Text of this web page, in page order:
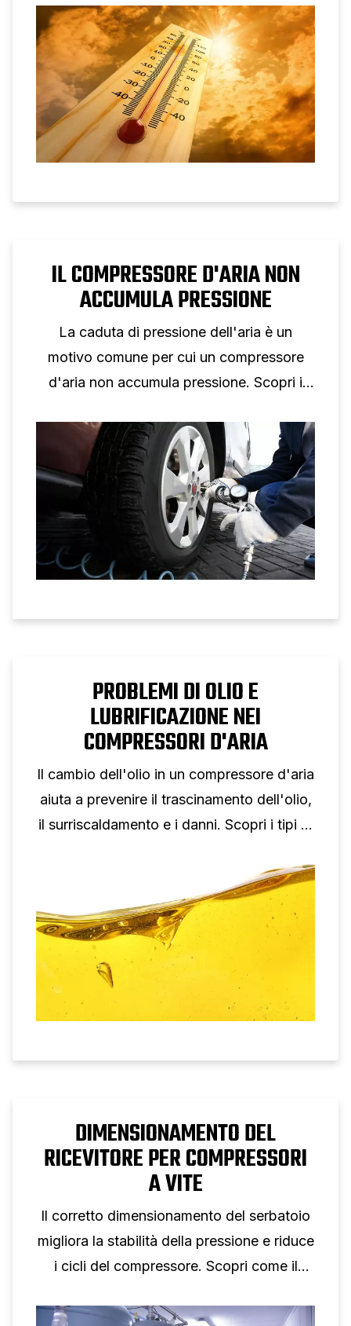
temperatura per evitare interruzioni.
IL COMPRESSORE D'ARIA NON
ACCUMULA PRESSIONE
La caduta di pressione dell'aria è un
motivo comune per cui un compressore
d'aria non accumula pressione. Scopri i
compressori d'aria.
PROBLEMI DI OLIO E
LUBRIFICAZIONE NEI
COMPRESSORI D'ARIA
Il cambio dell'olio in un compressore d'aria
aiuta a prevenire il trascinamento dell'olio,
il surriscaldamento e i danni. Scopri i tipi di
DIMENSIONAMENTO DEL
RICEVITORE PER COMPRESSORI
A VITE
Il corretto dimensionamento del serbatoio
migliora la stabilità della pressione e riduce
i cicli del compressore. Scopri come il
prestazioni del compressore a vite.